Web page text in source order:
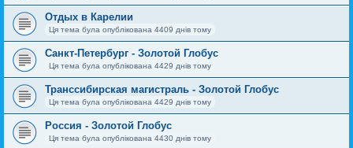
Отдых в Карелии
Ця тема була опублікована 4409 днів тому
Санкт-Петербург - Золотой Глобус
Ця тема була опублікована 4429 днів тому
Транссибирская магистраль - Золотой Глобус
Ця тема була опублікована 4429 днів тому
Россия - Золотой Глобус
Ця тема була опублікована 4430 днів тому